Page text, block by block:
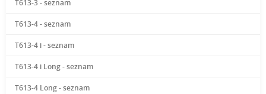
T613-3 - seznam
T613-4 - seznam
T613-4 i - seznam
T613-4 i Long - seznam
T613-4 Long - seznam